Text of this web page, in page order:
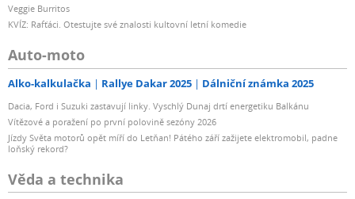
Veggie Burritos
KVÍZ: Rafťáci. Otestujte své znalosti kultovní letní komedie
Auto-moto
Alko-kalkulačka Rallye Dakar 2025 Dálniční známka 2025
Dacia, Ford i Suzuki zastavují linky. Vyschlý Dunaj drtí energetiku Balkánu
Vítězové a poražení po první polovině sezóny 2026
Jízdy Světa motorů opět míří do Letňan! Pátého září zažijete elektromobil, padne
loňský rekord?
Věda a technika